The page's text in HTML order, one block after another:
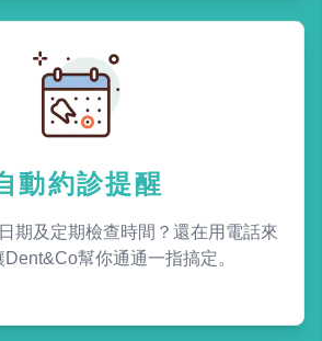
動約診提醒
期及定期檢查時間？還在用電話來
Dent&Co幫你通通一指搞定。